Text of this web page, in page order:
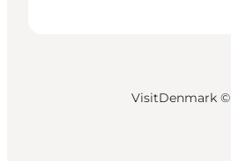
VisitDenmark ©